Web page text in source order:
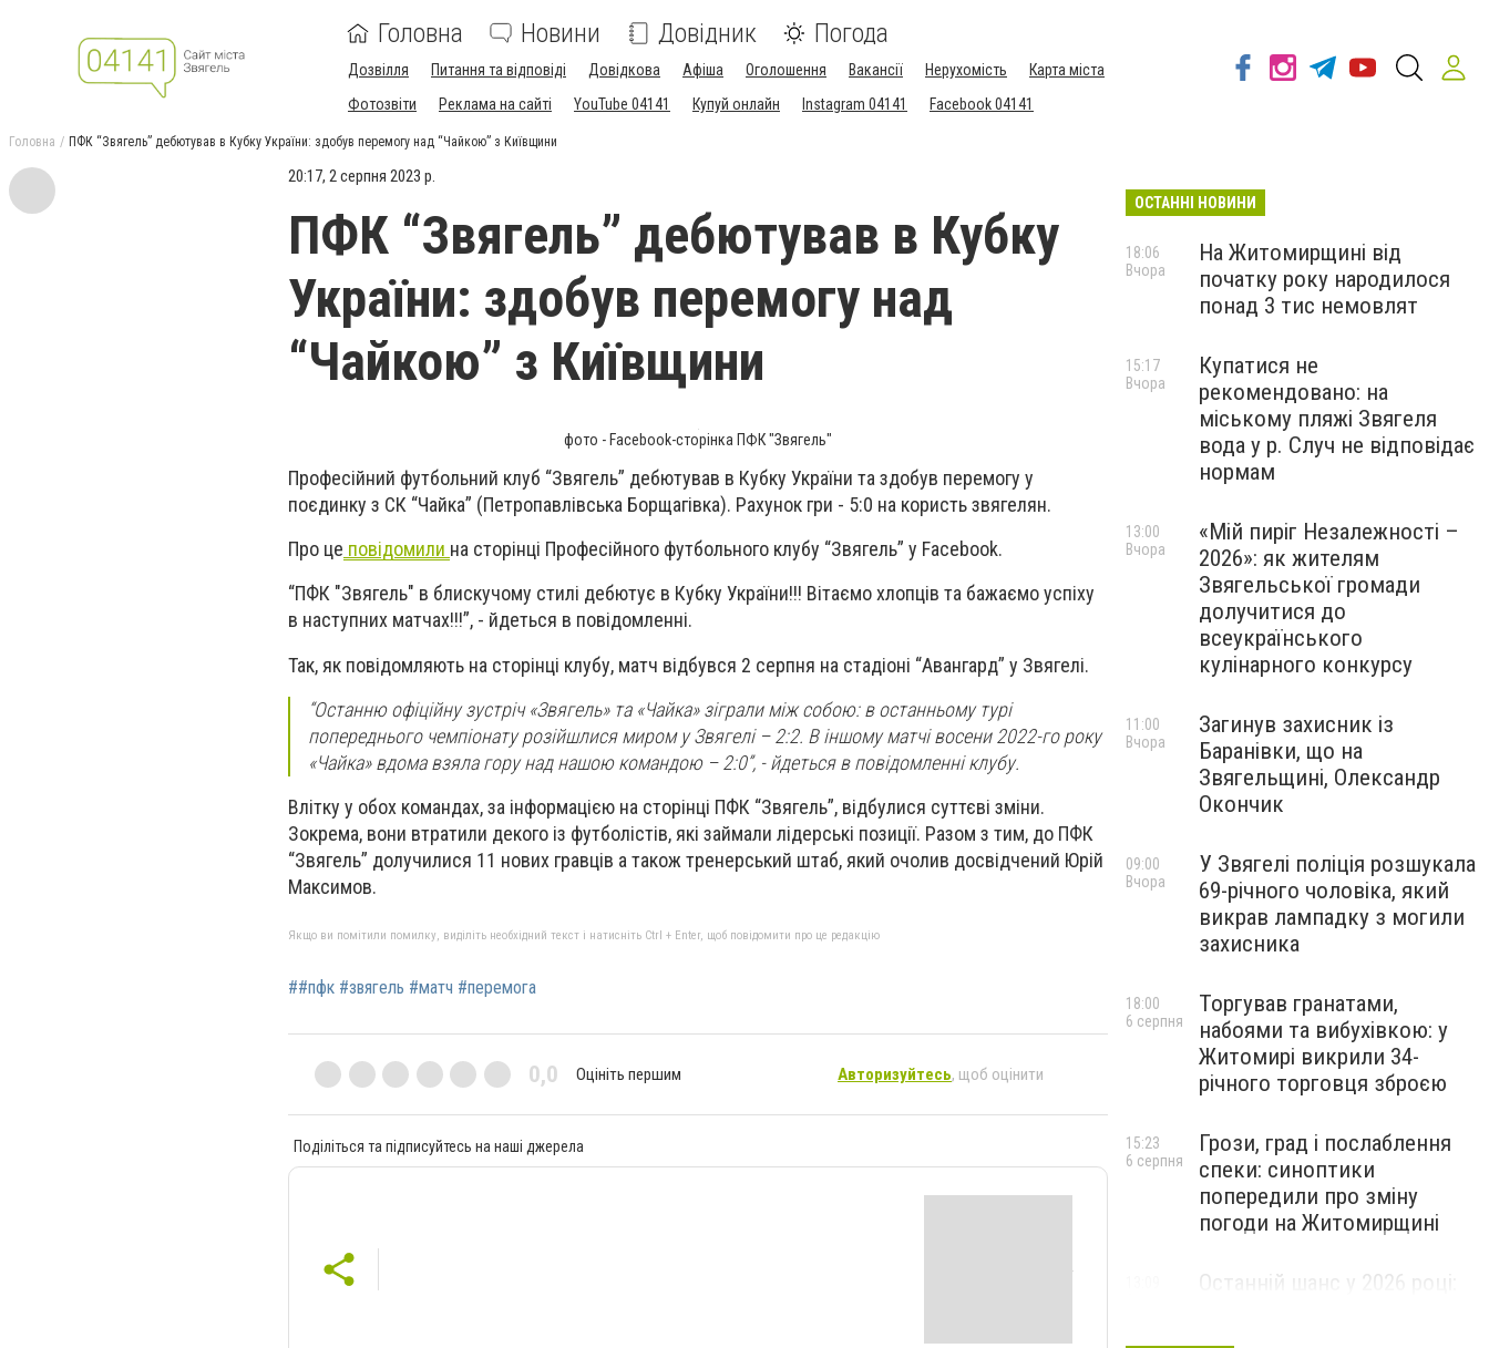
Головна Новини Довідник Погода
Дозвілля Питання та відповіді Довідкова Афіша Оголошення Вакансії Нерухомість
Карта міста
Фотозвіти
Реклама на сайті YouTube 04141 Купуй онлайн Instagram 04141 Facebook 04141
Головна ПФК “Звягель” дебютував в Кубку України: здобув перемогу над “Чайкою” з Київщини
20:17, 2 серпня 2023 р.
ПФК “Звягель” дебютував в Кубку
України: здобув перемогу над
“Чайкою” з Київщини
фото - Facebook-сторінка ПФК "Звягель"
Професійний футбольний клуб “Звягель” дебютував в Кубку України та здобув перемогу у
поєдинку з СК “Чайка” (Петропавлівська Борщагівка). Рахунок гри - 5:0 на користь звягелян.
Про це повідомили на сторінці Професійного футбольного клубу “Звягель” у Facebook.
“ПФК "Звягель" в блискучому стилі дебютує в Кубку України!!! Вітаємо хлопців та бажаємо успіху
в наступних матчах!!!”, - йдеться в повідомленні.
Так, як повідомляють на сторінці клубу, матч відбувся 2 серпня на стадіоні “Авангард” у Звягелі.
“Останню офіційну зустріч «Звягель» та «Чайка» зіграли між собою: в останньому турі
попереднього чемпіонату розійшлися миром у Звягелі – 2:2. В іншому матчі восени 2022-го року
«Чайка» вдома взяла гору над нашою командою – 2:0”, - йдеться в повідомленні клубу.
Влітку у обох командах, за інформацією на сторінці ПФК “Звягель”, відбулися суттєві зміни.
Зокрема, вони втратили декого із футболістів, які займали лідерські позиції. Разом з тим, до ПФК
“Звягель” долучилися 11 нових гравців а також тренерський штаб, який очолив досвідчений Юрій
Максимов.
Якщо ви помітили помилку, виділіть необхідний текст і натисніть Ctrl + Enter, щоб повідомити про це редакцію
##пфк #звягель #матч #перемога
0,0 Оцініть першим Авторизуйтесь, щоб оцінити
Поділіться та підписуйтесь на наші джерела
ОСТАННІ НОВИНИ
На Житомирщині від
початку року народилося
понад 3 тис немовлят
18:06
Вчора
Купатися не
рекомендовано: на
міському пляжі Звягеля
вода у р. Случ не відповідає
нормам
15:17
Вчора
«Мій пиріг Незалежності –
2026»: як жителям
Звягельської громади
долучитися до
всеукраїнського
кулінарного конкурсу
13:00
Вчора
Загинув захисник із
Баранівки, що на
Звягельщині, Олександр
Окончик
11:00
Вчора
У Звягелі поліція розшукала
69-річного чоловіка, який
викрав лампадку з могили
захисника
09:00
Вчора
Торгував гранатами,
набоями та вибухівкою: у
Житомирі викрили 34-
річного торговця зброєю
18:00
6 серпня
Грози, град і послаблення
спеки: синоптики
попередили про зміну
погоди на Житомирщині
15:23
6 серпня
Останній шанс у 2026 році: